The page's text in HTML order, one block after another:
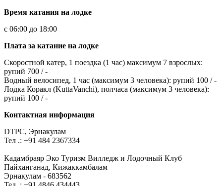
Время катания на лодке
с 06:00 до 18:00
Плата за катание на лодке
Скоростной катер, 1 поездка (1 час) максимум 7 взрослых:
рупий 700 / -
Водный велосипед, 1 час (максимум 3 человека): рупий 100 / -
Лодка Коракл (KuttaVanchi), полчаса (максимум 3 человека):
рупий 100 / -
Контактная информация
DTPC, Эрнакулам
Тел .: +91 484 2367334
Кадамбраяр Эко Туризм Вилледж и Лодочный Клуб
Пайханганад, Кижаккамбалам
Эрнакулам - 683562